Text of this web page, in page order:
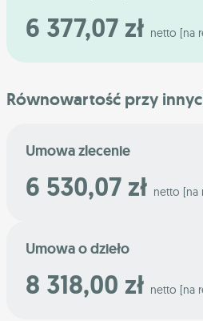
6 377,07 zł netto [na
Równowartość przy
Umowa zlecenie
6 530,07 zł netto [na
Umowa o dzieło
8 318,00 zł netto [na